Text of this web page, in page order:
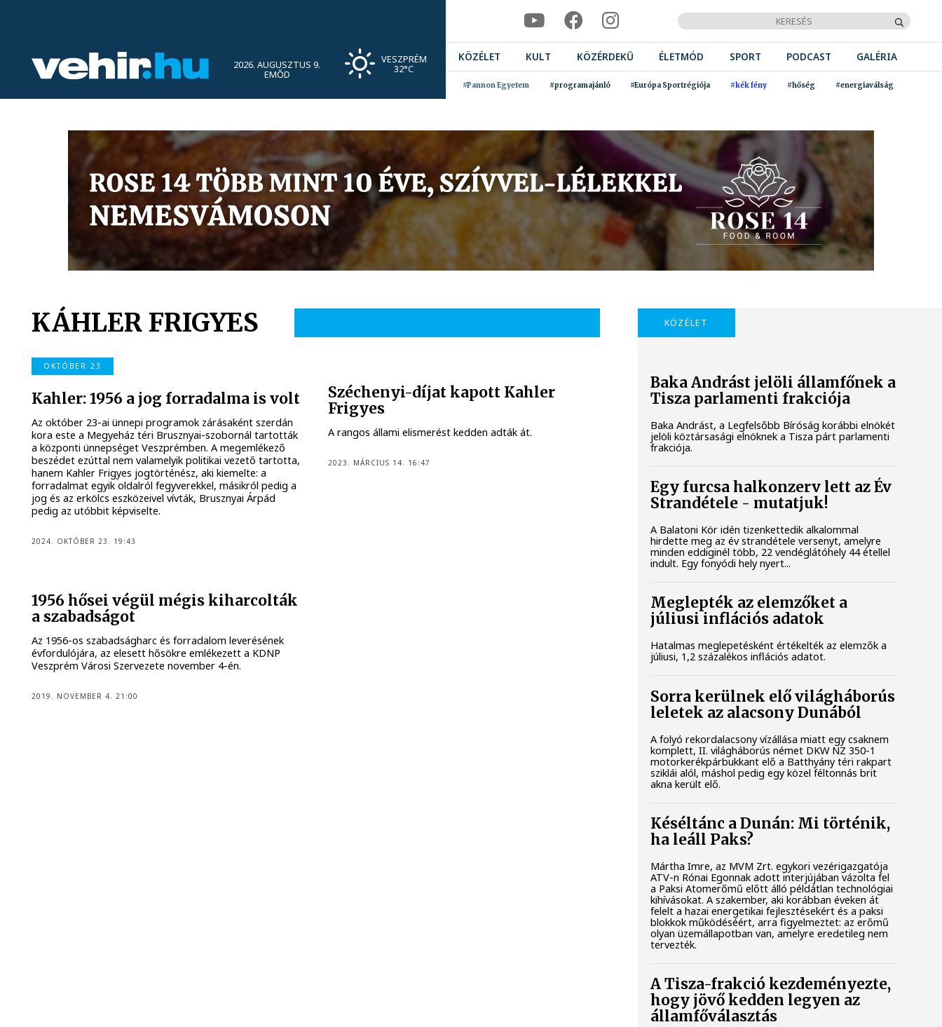
2026. AUGUSZTUS 9.
EMŐD
VESZPRÉM
32°C
KÖZÉLET KULT KÖZÉRDEKŰ ÉLETMÓD SPORT PODCAST GALÉRIA
#Pannon Egyetem #programajánló #Európa Sportrégiója #kék fény #hőség #energiaválság
KÁHLER FRIGYES
OKTÓBER 23
Kahler: 1956 a jog forradalma is volt
Az október 23-ai ünnepi programok zárásaként szerdán
kora este a Megyeház téri Brusznyai-szobornál tartották
a központi ünnepséget Veszprémben. A megemlékező
beszédet ezúttal nem valamelyik politikai vezető tartotta,
hanem Kahler Frigyes jogtörténész, aki kiemelte: a
forradalmat egyik oldalról fegyverekkel, másikról pedig a
jog és az erkölcs eszközeivel vívták, Brusznyai Árpád
pedig az utóbbit képviselte.
2024. OKTÓBER 23. 19:43
Széchenyi-díjat kapott Kahler
Frigyes
A rangos állami elismerést kedden adták át.
2023. MÁRCIUS 14. 16:47
1956 hősei végül mégis kiharcolták
a szabadságot
Az 1956-os szabadságharc és forradalom leverésének
évfordulójára, az elesett hősökre emlékezett a KDNP
Veszprém Városi Szervezete november 4-én.
2019. NOVEMBER 4. 21:00
KÖZÉLET
Baka Andrást jelöli államfőnek a
Tisza parlamenti frakciója
Baka Andrást, a Legfelsőbb Bíróság korábbi elnökét
jelöli köztársasági elnöknek a Tisza párt parlamenti
frakciója.
Egy furcsa halkonzerv lett az Év
Strandétele - mutatjuk!
A Balatoni Kör idén tizenkettedik alkalommal
hirdette meg az év strandétele versenyt, amelyre
minden eddiginél több, 22 vendéglátóhely 44 étellel
indult. Egy fonyódi hely nyert...
Meglepték az elemzőket a
júliusi inflációs adatok
Hatalmas meglepetésként értékelték az elemzők a
júliusi, 1,2 százalékos inflációs adatot.
Sorra kerülnek elő világháborús
leletek az alacsony Dunából
A folyó rekordalacsony vízállása miatt egy csaknem
komplett, II. világháborús német DKW NZ 350-1
motorkerékpárbukkant elő a Batthyány téri rakpart
sziklái alól, máshol pedig egy közel féltonnás brit
akna került elő.
Késéltánc a Dunán: Mi történik,
ha leáll Paks?
Mártha Imre, az MVM Zrt. egykori vezérigazgatója
ATV-n Rónai Egonnak adott interjújában vázolta fel
a Paksi Atomerőmű előtt álló példátlan technológiai
kihívásokat. A szakember, aki korábban éveken át
felelt a hazai energetikai fejlesztésekért és a paksi
blokkok működéséért, arra figyelmeztet: az erőmű
olyan üzemállapotban van, amelyre eredetileg nem
tervezték.
A Tisza-frakció kezdeményezte,
hogy jövő kedden legyen az
államfőválasztás